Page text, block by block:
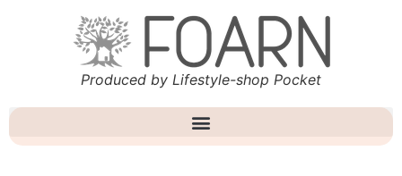
Produced by Lifestyle-shop Pocket